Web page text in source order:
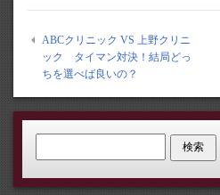
ABCクリニック VS 上野クリニ
ック タイマン対決！結局どっ
ちを選べば良いの？